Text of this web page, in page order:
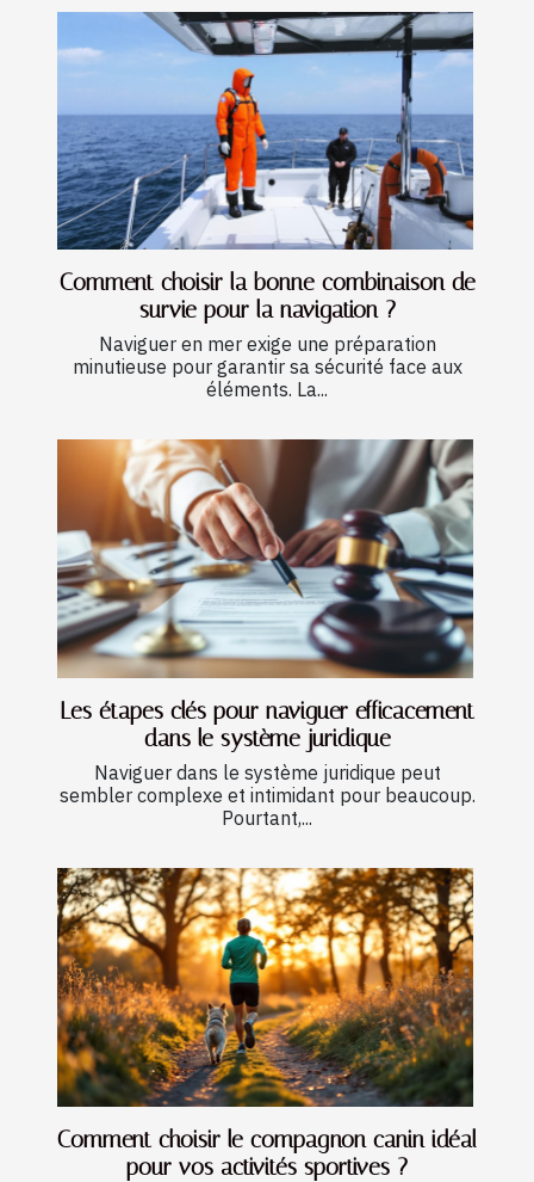
Comment choisir la bonne combinaison de
survie pour la navigation ?
Naviguer en mer exige une préparation
minutieuse pour garantir sa sécurité face aux
éléments. La...
Les étapes clés pour naviguer efficacement
dans le système juridique
Naviguer dans le système juridique peut
sembler complexe et intimidant pour beaucoup.
Pourtant,...
Comment choisir le compagnon canin idéal
pour vos activités sportives ?